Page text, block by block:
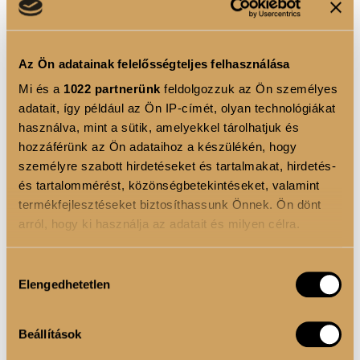
Az Ön adatainak felelősségteljes felhasználása
Mi és a 1022 partnerünk feldolgozzuk az Ön személyes
adatait, így például az Ön IP-címét, olyan technológiákat
használva, mint a sütik, amelyekkel tárolhatjuk és
hozzáférünk az Ön adataihoz a készülékén, hogy
személyre szabott hirdetéseket és tartalmakat, hirdetés-
és tartalommérést, közönségbetekintéseket, valamint
termékfejlesztéseket biztosíthassunk Önnek. Ön dönt
arról, hogy ki használja az adatait és milyen célra.
Információgyűjtés az Ön földrajzi elhelyezkedéséről
Az Ön készülékén beazonosítása annak konkrét
tulajdonságainak (ujjlenyomat) aktív ellenőrzésével
kiválasztása
Elengedhetetlen
Beállítások
Néha a legnagyobb változást a legegyszerűbb rutinok
hozzák.
Egy kulacs víz az asztalon.
Egy pohár víz étkezés előtt.
Egy kollagénes ital reggel.
Egy spirulinás smoothie délután.
Apró szokások — amelyek hosszú távon sokat
számíthatnak.